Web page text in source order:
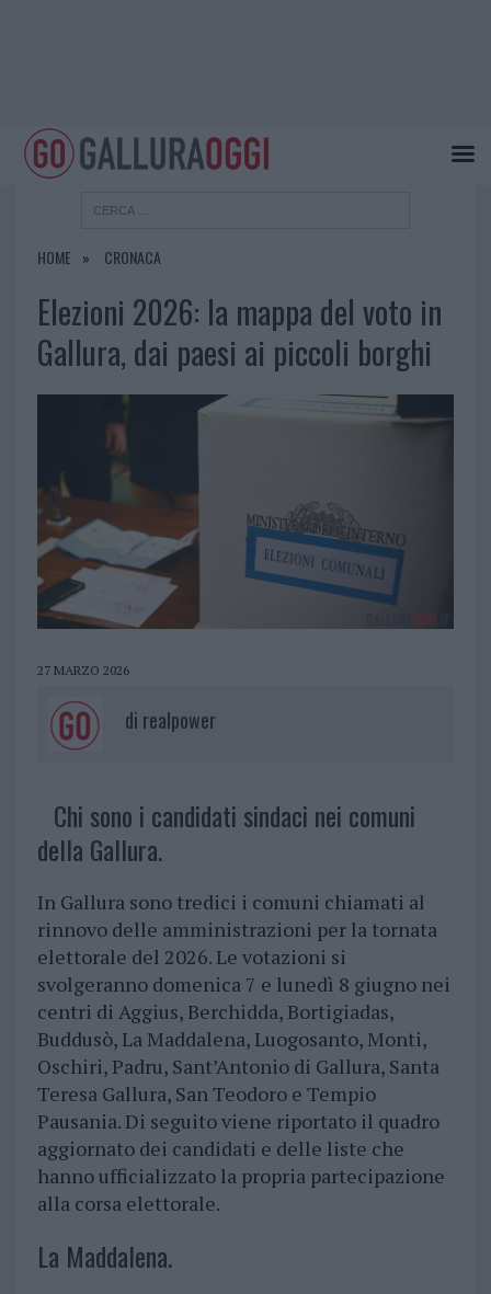
HOME CRONACA
Elezioni 2026: la mappa del voto in
Gallura, dai paesi ai piccoli borghi
27 MARZO 2026
di realpower
Chi sono i candidati sindaci nei comuni
della Gallura.
In Gallura sono tredici i comuni chiamati al
rinnovo delle amministrazioni per la tornata
elettorale del 2026. Le votazioni si
svolgeranno domenica 7 e lunedì 8 giugno nei
centri di Aggius, Berchidda, Bortigiadas,
Buddusò, La Maddalena, Luogosanto, Monti,
Oschiri, Padru, Sant’Antonio di Gallura, Santa
Teresa Gallura, San Teodoro e Tempio
Pausania. Di seguito viene riportato il quadro
aggiornato dei candidati e delle liste che
hanno ufficializzato la propria partecipazione
alla corsa elettorale.
La Maddalena.